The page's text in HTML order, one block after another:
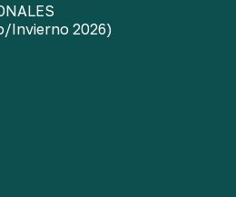
Invierno 2026)